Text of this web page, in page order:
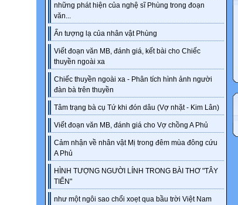
những phát hiện của nghệ sĩ Phùng trong đoạn
văn...
Ấn tượng lạ của nhân vật Phùng
Viết đoạn văn MB, đánh giá, kết bài cho Chiếc
thuyền ngoài xa
Chiếc thuyền ngoài xa - Phân tích hình ảnh người
đàn bà trên thuyền
Tâm trạng bà cụ Tứ khi đón dâu (Vợ nhặt - Kim Lân)
Viết đoạn văn MB, đánh giá cho Vợ chồng A Phủ
Cảm nhận về nhân vật Mị trong đêm mùa đông cứu
A Phủ
HÌNH TƯỢNG NGƯỜI LÍNH TRONG BÀI THƠ "TÂY
TIẾN"
như một ngôi sao chổi xoẹt qua bầu trời Việt Nam